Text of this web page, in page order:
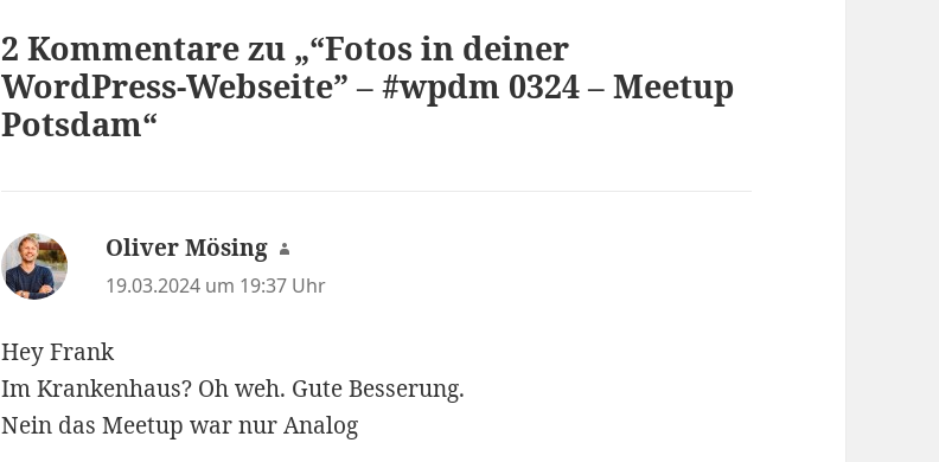
2 Kommentare zu „“Fotos in deiner
WordPress-Webseite” – #wpdm 0324 – Meetup
Potsdam“
Oliver Mösing sagt:
19.03.2024 um 19:37 Uhr
Hey Frank
Im Krankenhaus? Oh weh. Gute Besserung.
Nein das Meetup war nur Analog